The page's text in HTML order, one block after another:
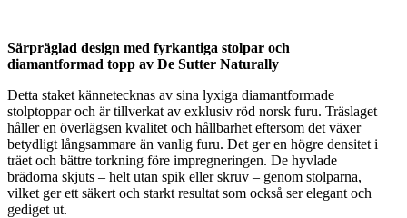
Särpräglad design med fyrkantiga stolpar och
diamantformad topp av De Sutter Naturally
Detta staket kännetecknas av sina lyxiga diamantformade
stolptoppar och är tillverkat av exklusiv röd norsk furu. Träslaget
håller en överlägsen kvalitet och hållbarhet eftersom det växer
betydligt långsammare än vanlig furu. Det ger en högre densitet i
träet och bättre torkning före impregneringen. De hyvlade
brädorna skjuts – helt utan spik eller skruv – genom stolparna,
vilket ger ett säkert och starkt resultat som också ser elegant och
gediget ut.